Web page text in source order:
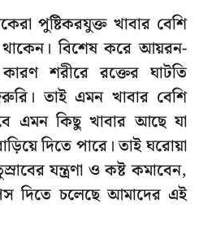
পুষ্টিকরযুক্ত খাবার বেশি
বিশেষ করে আয়রন-
শরীরে রক্তের ঘাটতি
তাই এমন খাবার বেশি
এমন কিছু খাবার আছে যা
দিতে পারে। তাই ঘরোয়া
যন্ত্রণা ও কষ্ট কমাবেন,
দিতে চলেছে আমাদের এই